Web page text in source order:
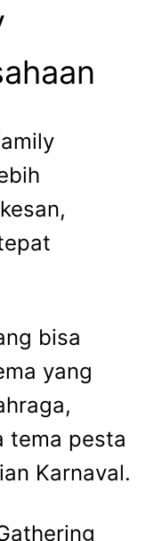
bisa
yang
tema pesta
Karnaval.